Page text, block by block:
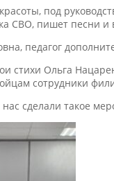
под
СВО, пишет песни и
педагог
стихи Ольга
сотрудники
сделали такое